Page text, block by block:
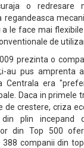
o redresare
regandeasca
le face mai
de
prezinta o
au pus amprenta
Centrala era
Daca in primele
de crestere, criza
plin incepand
din Top 500
companii din